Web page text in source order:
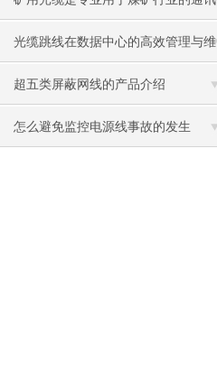
光缆
光缆跳线在数据中心的高效管理与维
护策略
超五类屏蔽网线的产品介绍
怎么避免监控电源线事故的发生